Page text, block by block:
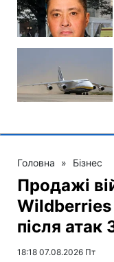
Головна » Бізнес
Продажі
Wildberries
після атак
18:18 07.08.2026 Пт